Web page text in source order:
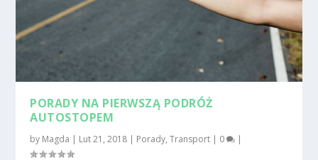
PORADY NA PIERWSZĄ PODRÓŻ
AUTOSTOPEM
by Magda | Lut 21, 2018 | Porady,Transport | 0 |